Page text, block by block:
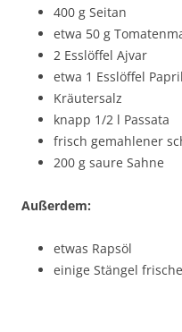
400 g Seitan
etwa 50 g
2 Esslöffel Ajvar
etwa 1 Esslöffel
Kräutersalz
knapp 1/2 l Passata
frisch gemahlener
200 g saure Sahne
Außerdem:
etwas Rapsöl
einige Stängel